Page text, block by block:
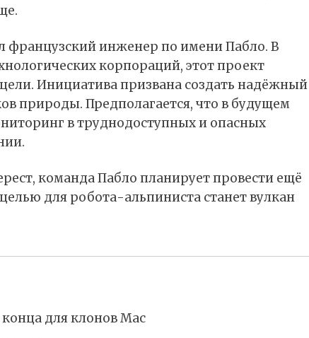
французский инженер по имени Пабло. В
корпораций, этот проект
Инициатива призвана создать надёжный
природы. Предполагается, что в будущем
в труднодоступных и опасных
команда Пабло планирует провести ещё
для робота-альпиниста станет вулкан
для клонов Mac